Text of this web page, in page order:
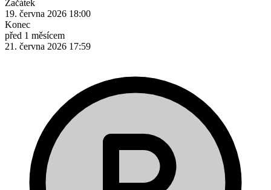
Začátek
19. června 2026 18:00
Konec
před 1 měsícem
21. června 2026 17:59